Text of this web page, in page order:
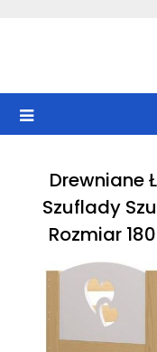
Drewniane
Szuflady
Rozmiar